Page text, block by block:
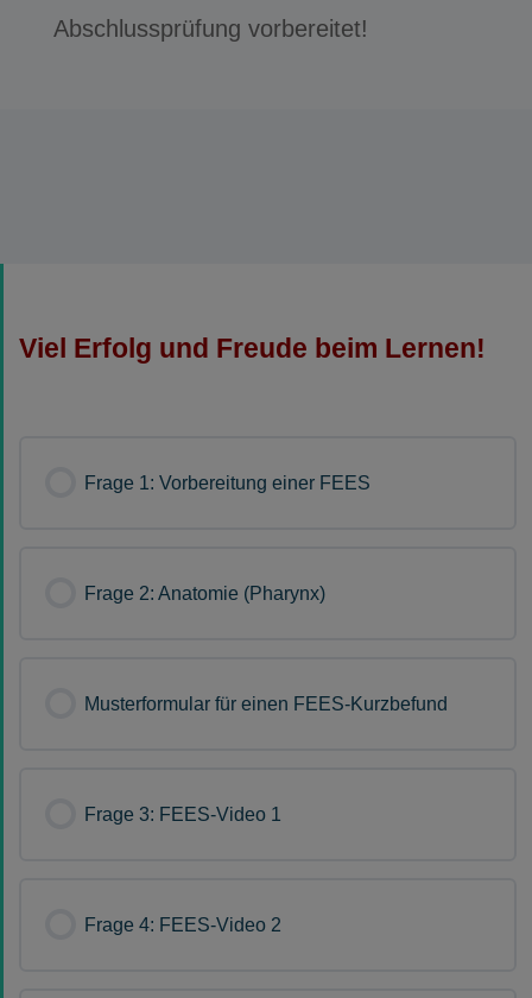
Abschlussprüfung vorbereitet!
Viel Erfolg und Freude beim Lernen!
Frage 1: Vorbereitung einer FEES
Frage 2: Anatomie (Pharynx)
Musterformular für einen FEES-Kurzbefund
Frage 3: FEES-Video 1
Frage 4: FEES-Video 2